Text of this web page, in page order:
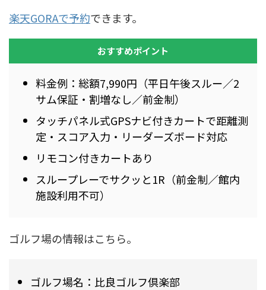
楽天GORAで予約できます。
おすすめポイント
料金例：総額7,990円（平日午後スルー／2
サム保証・割増なし／前金制）
タッチパネル式GPSナビ付きカートで距離測
定・スコア入力・リーダーズボード対応
リモコン付きカートあり
スループレーでサクッと1R（前金制／館内
施設利用不可）
ゴルフ場の情報はこちら。
ゴルフ場名：比良ゴルフ倶楽部